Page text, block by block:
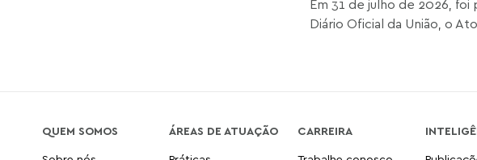
Em 31 de julho de 2026, foi
Diário Oficial da União, o
QUEM SOMOS ÁREAS DE ATUAÇÃO CARREIRA